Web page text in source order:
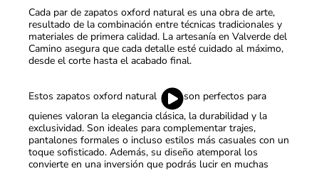
Cada par de zapatos oxford natural es una obra de arte,
resultado de la combinación entre técnicas tradicionales y
materiales de primera calidad. La artesanía en Valverde del
Camino asegura que cada detalle esté cuidado al máximo,
desde el corte hasta el acabado final.
Estos zapatos oxford natural
{Play}
son perfectos para
quienes valoran la elegancia clásica, la durabilidad y la
exclusividad. Son ideales para complementar trajes,
pantalones formales o incluso estilos más casuales con un
toque sofisticado. Además, su diseño atemporal los
convierte en una inversión que podrás lucir en muchas